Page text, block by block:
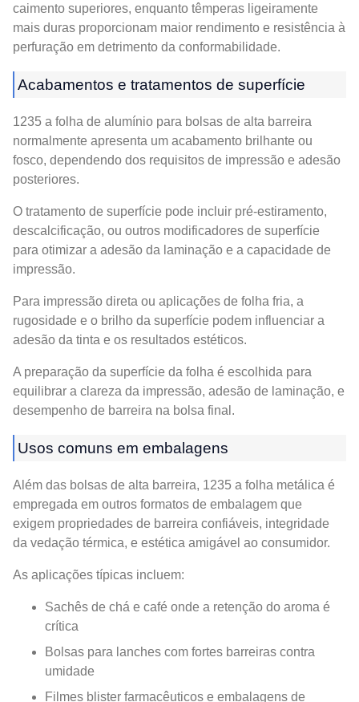
caimento superiores, enquanto têmperas ligeiramente
mais duras proporcionam maior rendimento e resistência à
perfuração em detrimento da conformabilidade.
Acabamentos e tratamentos de superfície
1235 a folha de alumínio para bolsas de alta barreira
normalmente apresenta um acabamento brilhante ou
fosco, dependendo dos requisitos de impressão e adesão
posteriores.
O tratamento de superfície pode incluir pré-estiramento,
descalcificação, ou outros modificadores de superfície
para otimizar a adesão da laminação e a capacidade de
impressão.
Para impressão direta ou aplicações de folha fria, a
rugosidade e o brilho da superfície podem influenciar a
adesão da tinta e os resultados estéticos.
A preparação da superfície da folha é escolhida para
equilibrar a clareza da impressão, adesão de laminação, e
desempenho de barreira na bolsa final.
Usos comuns em embalagens
Além das bolsas de alta barreira, 1235 a folha metálica é
empregada em outros formatos de embalagem que
exigem propriedades de barreira confiáveis, integridade
da vedação térmica, e estética amigável ao consumidor.
As aplicações típicas incluem:
Sachês de chá e café onde a retenção do aroma é
crítica
Bolsas para lanches com fortes barreiras contra
umidade
Filmes blister farmacêuticos e embalagens de